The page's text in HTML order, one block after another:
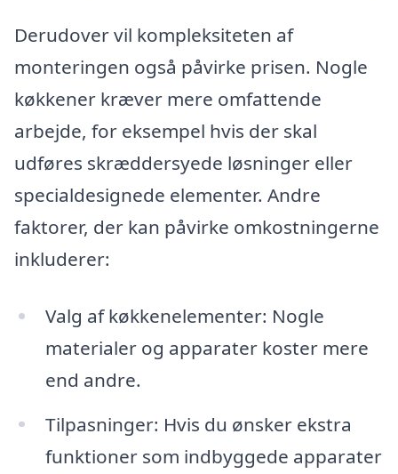
Derudover vil kompleksiteten af
monteringen også påvirke prisen. Nogle
køkkener kræver mere omfattende
arbejde, for eksempel hvis der skal
udføres skræddersyede løsninger eller
specialdesignede elementer. Andre
faktorer, der kan påvirke omkostningerne
inkluderer:
Valg af køkkenelementer: Nogle
materialer og apparater koster mere
end andre.
Tilpasninger: Hvis du ønsker ekstra
funktioner som indbyggede apparater